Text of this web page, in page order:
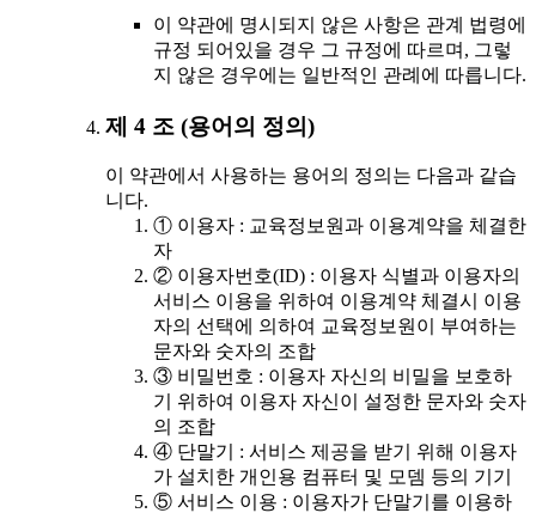
이 약관에 명시되지 않은 사항은 관계 법령에
규정 되어있을 경우 그 규정에 따르며, 그렇
지 않은 경우에는 일반적인 관례에 따릅니다.
제 4 조 (용어의 정의)
이 약관에서 사용하는 용어의 정의는 다음과 같습
니다.
① 이용자 : 교육정보원과 이용계약을 체결한
자
② 이용자번호(ID) : 이용자 식별과 이용자의
서비스 이용을 위하여 이용계약 체결시 이용
자의 선택에 의하여 교육정보원이 부여하는
문자와 숫자의 조합
③ 비밀번호 : 이용자 자신의 비밀을 보호하
기 위하여 이용자 자신이 설정한 문자와 숫자
의 조합
④ 단말기 : 서비스 제공을 받기 위해 이용자
가 설치한 개인용 컴퓨터 및 모뎀 등의 기기
⑤ 서비스 이용 : 이용자가 단말기를 이용하